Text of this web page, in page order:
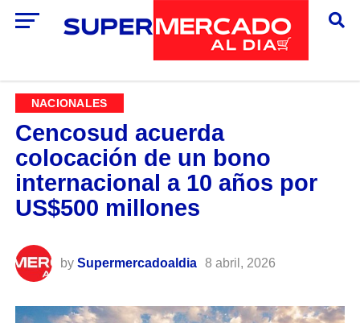
NACIONALES
Cencosud acuerda
colocación de un bono
internacional a 10 años por
US$500 millones
by Supermercadoaldia 8 abril, 2026